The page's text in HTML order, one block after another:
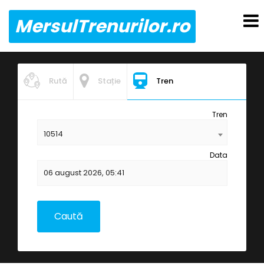
MersulTrenurilor.ro
Rută Stație Tren
Tren
10514
Data